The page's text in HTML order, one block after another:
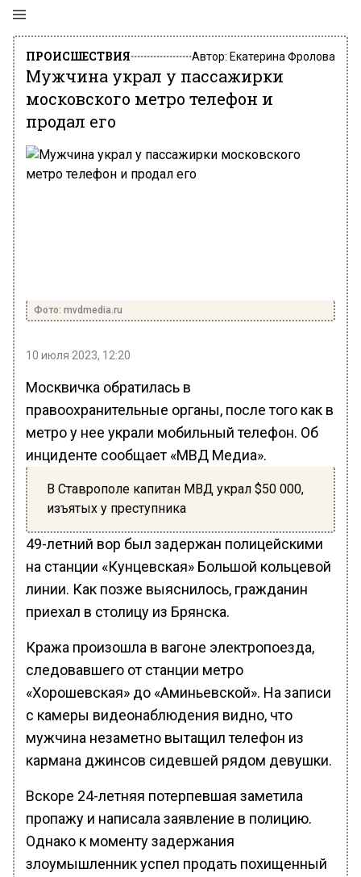
ПРОИСШЕСТВИЯ Автор: Екатерина Фролова
Мужчина украл у пассажирки
московского метро телефон и
продал его
Фото: mvdmedia.ru
10 июля 2023, 12:20
Москвичка обратилась в
правоохранительные органы, после того как в
метро у нее украли мобильный телефон. Об
инциденте сообщает «МВД Медиа».
В Ставрополе капитан МВД украл $50 000,
изъятых у преступника
49-летний вор был задержан полицейскими
на станции «Кунцевская» Большой кольцевой
линии. Как позже выяснилось, гражданин
приехал в столицу из Брянска.
Кража произошла в вагоне электропоезда,
следовавшего от станции метро
«Хорошевская» до «Аминьевской». На записи
с камеры видеонаблюдения видно, что
мужчина незаметно вытащил телефон из
кармана джинсов сидевшей рядом девушки.
Вскоре 24-летняя потерпевшая заметила
пропажу и написала заявление в полицию.
Однако к моменту задержания
злоумышленник успел продать похищенный